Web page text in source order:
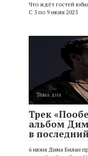
Что ждёт гостей
С 5 по 9 июля 2025
Тема дня
Трек
альбом
в
6 июня Дима Билан